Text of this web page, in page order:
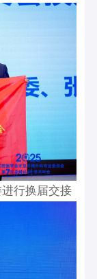
行换届交接